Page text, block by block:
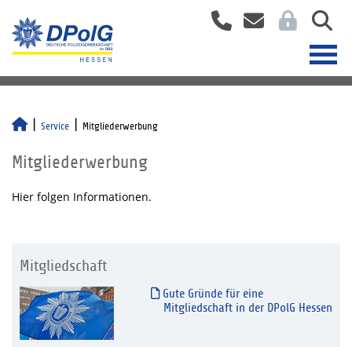
Service Mitgliederwerbung
Mitgliederwerbung
Hier folgen Informationen.
Mitgliedschaft
Gute Gründe für eine
Mitgliedschaft in der DPolG Hessen